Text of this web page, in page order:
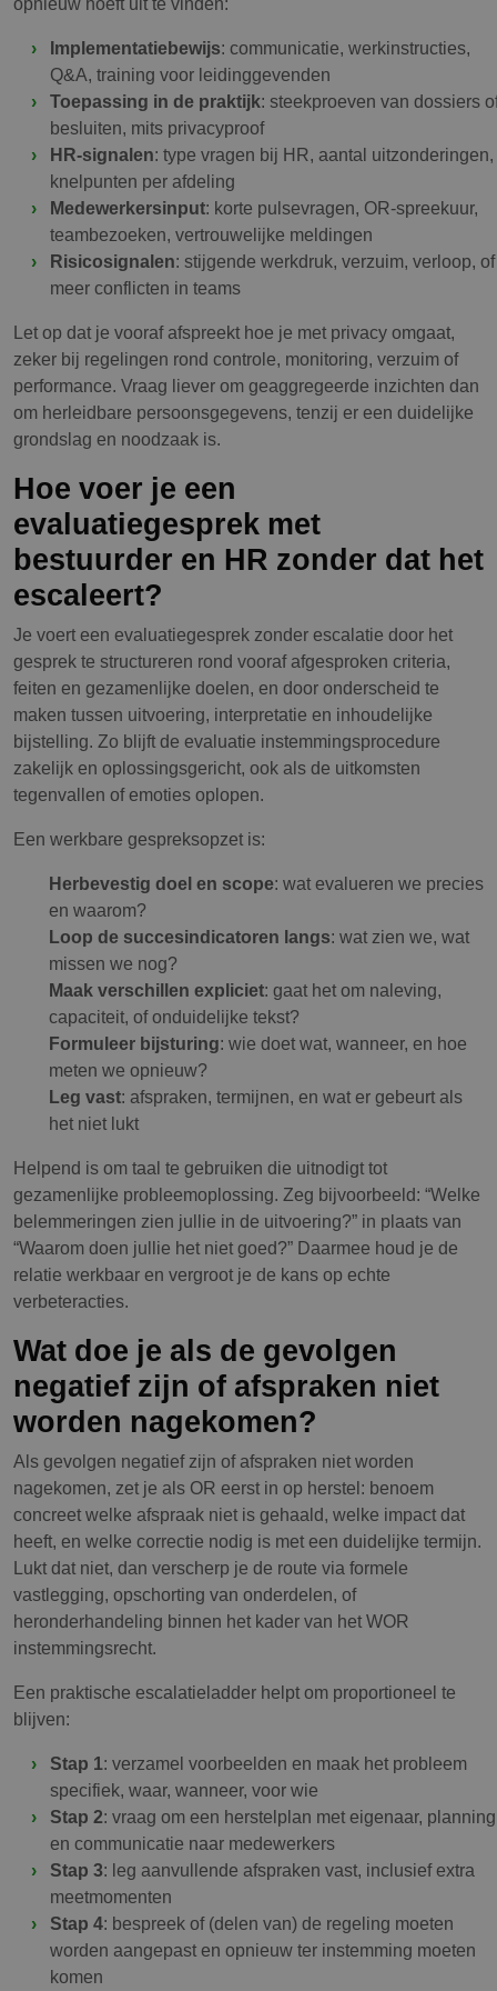
Implementatiebewijs: communicatie, werkinstructies,
Q&A, training voor leidinggevenden
Toepassing in de praktijk: steekproeven van dossiers
besluiten, mits privacyproof
HR-signalen: type vragen bij HR, aantal uitzonderingen,
knelpunten per afdeling
Medewerkersinput: korte pulsevragen, OR-spreekuur,
teambezoeken, vertrouwelijke meldingen
Risicosignalen: stijgende werkdruk, verzuim, verloop, of
meer conflicten in teams
Let op dat je vooraf afspreekt hoe je met privacy omgaat,
zeker bij regelingen rond controle, monitoring, verzuim of
performance. Vraag liever om geaggregeerde inzichten dan
om herleidbare persoonsgegevens, tenzij er een duidelijke
grondslag en noodzaak is.
Hoe voer je een
evaluatiegesprek met
bestuurder en HR zonder dat het
escaleert?
Je voert een evaluatiegesprek zonder escalatie door het
gesprek te structureren rond vooraf afgesproken criteria,
feiten en gezamenlijke doelen, en door onderscheid te
maken tussen uitvoering, interpretatie en inhoudelijke
bijstelling. Zo blijft de evaluatie instemmingsprocedure
zakelijk en oplossingsgericht, ook als de uitkomsten
tegenvallen of emoties oplopen.
Een werkbare gespreksopzet is:
Herbevestig doel en scope: wat evalueren we precies
en waarom?
Loop de succesindicatoren langs: wat zien we, wat
missen we nog?
Maak verschillen expliciet: gaat het om naleving,
capaciteit, of onduidelijke tekst?
Formuleer bijsturing: wie doet wat, wanneer, en hoe
meten we opnieuw?
Leg vast: afspraken, termijnen, en wat er gebeurt als
het niet lukt
Helpend is om taal te gebruiken die uitnodigt tot
gezamenlijke probleemoplossing. Zeg bijvoorbeeld: “Welke
belemmeringen zien jullie in de uitvoering?” in plaats van
“Waarom doen jullie het niet goed?” Daarmee houd je de
relatie werkbaar en vergroot je de kans op echte
verbeteracties.
Wat doe je als de gevolgen
negatief zijn of afspraken niet
worden nagekomen?
Als gevolgen negatief zijn of afspraken niet worden
nagekomen, zet je als OR eerst in op herstel: benoem
concreet welke afspraak niet is gehaald, welke impact dat
heeft, en welke correctie nodig is met een duidelijke termijn.
Lukt dat niet, dan verscherp je de route via formele
vastlegging, opschorting van onderdelen, of
heronderhandeling binnen het kader van het WOR
instemmingsrecht.
Een praktische escalatieladder helpt om proportioneel te
blijven:
Stap 1: verzamel voorbeelden en maak het probleem
specifiek, waar, wanneer, voor wie
Stap 2: vraag om een herstelplan met eigenaar, planning
en communicatie naar medewerkers
Stap 3: leg aanvullende afspraken vast, inclusief extra
meetmomenten
Stap 4: bespreek of (delen van) de regeling moeten
worden aangepast en opnieuw ter instemming moeten
komen